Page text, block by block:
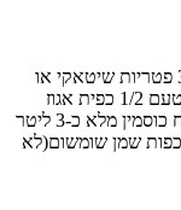
מצרכים: 3-4 בצלים קצוצים לקוביות קטנות 3-4 פטריות שיטאקי או
שמפיניון כ-10 ס"מ קומבו חתוך דק מלח ים לפי הטעם 1/2 כפית אגוז
מוסקט מגורד 3-4 גרגרי פלפל אנגלי 2-3 כפות קמח כוסמין מלא כ-3 ליטר
מים 1/2 שורש סלרי מגורד 1 גזר בינוני מגורד 3-4 כפות שמן שומשום(לא